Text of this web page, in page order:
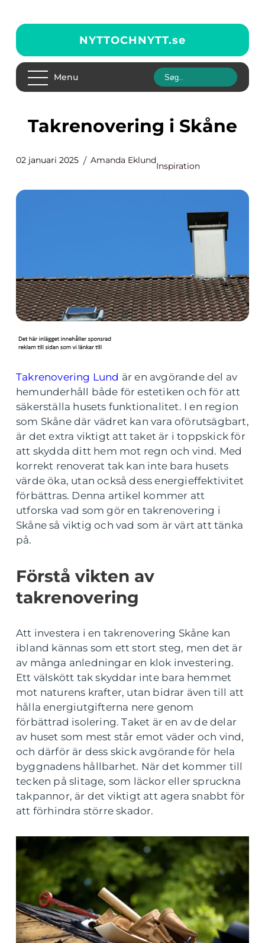
NYTTOCHNYTT.se
Menu
Takrenovering i Skåne
02 januari 2025 Amanda Eklund
Inspiration
Takrenovering Lund är en avgörande del av
hemunderhåll både för estetiken och för att
säkerställa husets funktionalitet. I en region
som Skåne där vädret kan vara oförutsägbart,
är det extra viktigt att taket är i toppskick för
att skydda ditt hem mot regn och vind. Med
korrekt renoverat tak kan inte bara husets
värde öka, utan också dess energieffektivitet
förbättras. Denna artikel kommer att
utforska vad som gör en takrenovering i
Skåne så viktig och vad som är värt att tänka
på.
Förstå vikten av
takrenovering
Att investera i en takrenovering Skåne kan
ibland kännas som ett stort steg, men det är
av många anledningar en klok investering.
Ett välskött tak skyddar inte bara hemmet
mot naturens krafter, utan bidrar även till att
hålla energiutgifterna nere genom
förbättrad isolering. Taket är en av de delar
av huset som mest står emot väder och vind,
och därför är dess skick avgörande för hela
byggnadens hållbarhet. När det kommer till
tecken på slitage, som läckor eller spruckna
takpannor, är det viktigt att agera snabbt för
att förhindra större skador.